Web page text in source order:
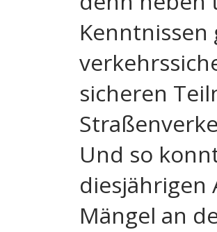
sicheren
Und so
diesjährigen
Mängel an